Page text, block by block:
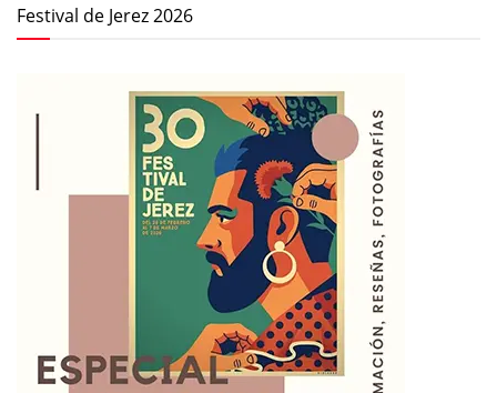
Festival de Jerez 2026